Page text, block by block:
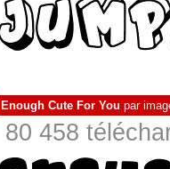
Enough Cute For You par
80 458